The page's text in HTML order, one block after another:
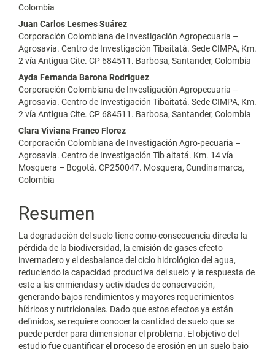
Colombia
Juan Carlos Lesmes Suárez
Corporación Colombiana de Investigación Agropecuaria –
Agrosavia. Centro de Investigación Tibaitatá. Sede CIMPA, Km.
2 vía Antigua Cite. CP 684511. Barbosa, Santander, Colombia
Ayda Fernanda Barona Rodriguez
Corporación Colombiana de Investigación Agropecuaria –
Agrosavia. Centro de Investigación Tibaitatá. Sede CIMPA, Km.
2 vía Antigua Cite. CP 684511. Barbosa, Santander, Colombia
Clara Viviana Franco Florez
Corporación Colombiana de Investigación Agro-pecuaria –
Agrosavia. Centro de Investigación Tib aitatá. Km. 14 vía
Mosquera – Bogotá. CP250047. Mosquera, Cundinamarca,
Colombia
Resumen
La degradación del suelo tiene como consecuencia directa la
pérdida de la biodiversidad, la emisión de gases efecto
invernadero y el desbalance del ciclo hidrológico del agua,
reduciendo la capacidad productiva del suelo y la respuesta de
este a las enmiendas y actividades de conservación,
generando bajos rendimientos y mayores requerimientos
hídricos y nutricionales. Dado que estos efectos ya están
definidos, se requiere conocer la cantidad de suelo que se
puede perder para dimensionar el problema. El objetivo del
estudio fue cuantificar el proceso de erosión en un suelo bajo